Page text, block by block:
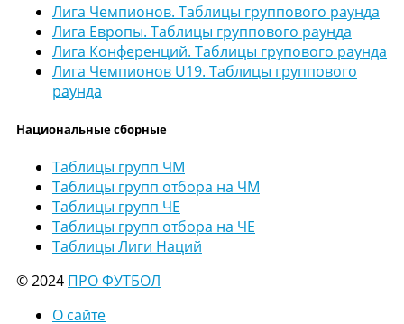
Лига Чемпионов. Таблицы группового раунда
Лига Европы. Таблицы группового раунда
Лига Конференций. Таблицы групового раунда
Лига Чемпионов U19. Таблицы группового
раунда
Национальные сборные
Таблицы групп ЧМ
Таблицы групп отбора на ЧМ
Таблицы групп ЧЕ
Таблицы групп отбора на ЧЕ
Таблицы Лиги Наций
© 2024 ПРО ФУТБОЛ
О сайте